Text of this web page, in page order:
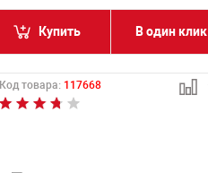
Купить В один клик
Код товара: 117668